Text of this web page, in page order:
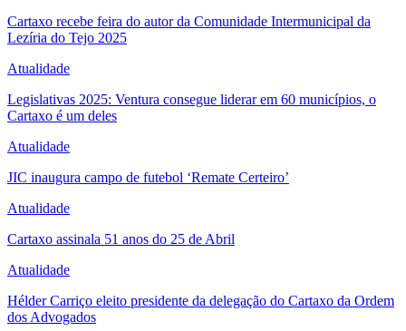
Cartaxo recebe feira do autor da Comunidade Intermunicipal da
Lezíria do Tejo 2025
Atualidade
Legislativas 2025: Ventura consegue liderar em 60 municípios, o
Cartaxo é um deles
Atualidade
JIC inaugura campo de futebol ‘Remate Certeiro’
Atualidade
Cartaxo assinala 51 anos do 25 de Abril
Atualidade
Hélder Carriço eleito presidente da delegação do Cartaxo da Ordem
dos Advogados